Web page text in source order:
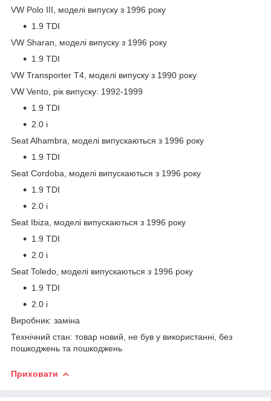
VW Polo III, моделі випуску з 1996 року
1.9 TDI
VW Sharan, моделі випуску з 1996 року
1.9 TDI
VW Transporter T4, моделі випуску з 1990 року
VW Vento, рік випуску: 1992-1999
1.9 TDI
2.0 i
Seat Alhambra, моделі випускаються з 1996 року
1.9 TDI
Seat Cordoba, моделі випускаються з 1996 року
1.9 TDI
2.0 i
Seat Ibiza, моделі випускаються з 1996 року
1.9 TDI
2.0 i
Seat Toledo, моделі випускаються з 1996 року
1.9 TDI
2.0 i
Виробник: заміна
Технічний стан: товар новий, не був у використанні, без
пошкоджень та пошкоджень
Приховати